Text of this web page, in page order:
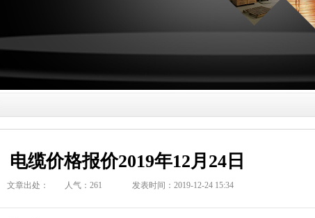
电缆价格报价2019年12月24日
文章出处： 人气： 261 发表时间：2019-12-24 15:34